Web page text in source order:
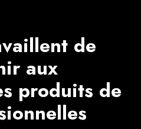
de
aux
produits de